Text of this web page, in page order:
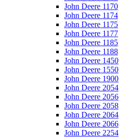
John Deere 1170
John Deere 1174
John Deere 1175
John Deere 1177
John Deere 1185
John Deere 1188
John Deere 1450
John Deere 1550
John Deere 1900
John Deere 2054
John Deere 2056
John Deere 2058
John Deere 2064
John Deere 2066
John Deere 2254